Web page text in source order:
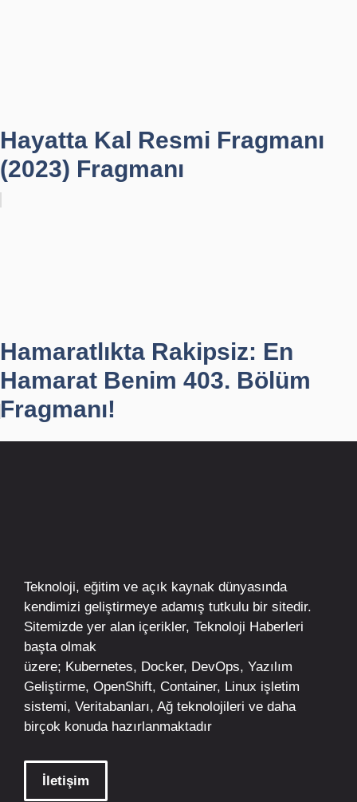
Hayatta Kal Resmi Fragmanı
(2023) Fragmanı
Hamaratlıkta Rakipsiz: En
Hamarat Benim 403. Bölüm
Fragmanı!
Teknoloji, eğitim ve açık kaynak dünyasında
kendimizi geliştirmeye adamış tutkulu bir sitedir.
Sitemizde yer alan içerikler, Teknoloji Haberleri
başta olmak
üzere; Kubernetes, Docker, DevOps, Yazılım
Geliştirme, OpenShift, Container, Linux işletim
sistemi, Veritabanları, Ağ teknolojileri ve daha
birçok konuda hazırlanmaktadır
İletişim